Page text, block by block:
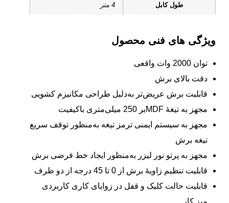
طول کابل 4 متر
ویژگی های فنی محصول
توان 2000 وات واقعی
دقت بالای برش
قابلیت برش عریض‌تر به‌دلیل طراحی مکانیزم کشویی
مجهز به تیغۀ MDFبر 250 میلی‌متری باکیفیت
مجهز به سیستم ایمنی ترمز تیغه به‌منظور توقف سریع
تیغه برش
مجهز به پرتو نور لیزر به‌منظور ایجاد خط فرضی برش
قابلیت تنظیم زاویۀ برش از 0 تا 45 درجه از دو طرف
قابلیت حالت کلیک و قفل در زوایای کاری کاربردی
میز کار